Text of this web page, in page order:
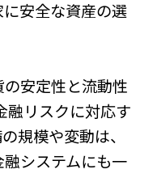
安全な資産の選
安定性と流動性
融リスクに対応す
規模や変動は、
システムにも一